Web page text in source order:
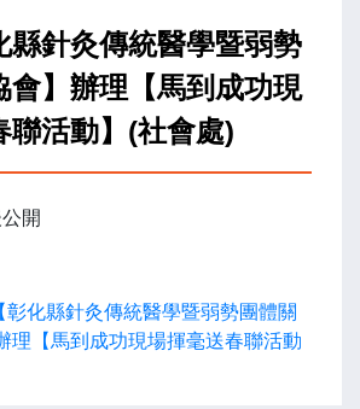
縣針灸傳統醫學暨弱勢
會】辦理【馬到成功現
聯活動】(社會處)
開
彰化縣針灸傳統醫學暨弱勢團體關
理【馬到成功現場揮毫送春聯活動